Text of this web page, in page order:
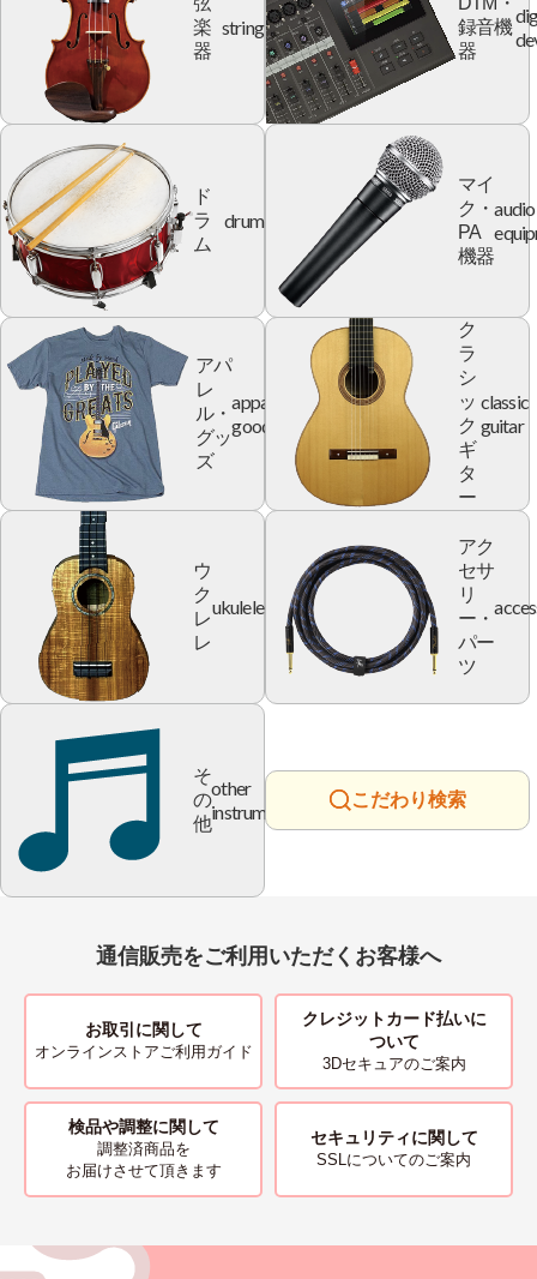
楽
器
string
録音機
器
ド
ラ
ム
drum
マイ
ク・
PA
機器
audio
アパ
レ
ル・
グッ
ズ
apparel
goods
ク
ラ
シ
ッ
ク
ギ
タ
ー
classic
guitar
ウ
ク
レ
レ
ukulele
アク
セサ
リ
ー・
パー
ツ
そ
の
他
other
instrument
こだわり検索
通信販売をご利用いただくお客様へ
お取引に関して
オンラインストアご利用ガイド
クレジットカード払いに
ついて
3Dセキュアのご案内
検品や調整に関して
調整済商品を
お届けさせて頂きます
セキュリティに関して
SSLについてのご案内